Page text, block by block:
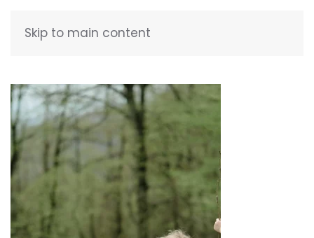
Skip to main content